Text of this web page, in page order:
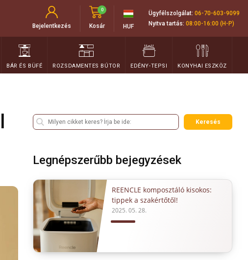
Bejelentkezés Kosár
0
HUF
Ügyfélszolgálat: 06-70-603-9099
Nyitva tartás: 08:00-16:00 (H-P)
BÁR ÉS BÜFÉ ROZSDAMENTES BÚTOR EDÉNY-TEPSI KONYHAI ESZKÖZ
Keresés
Legnépszerűbb bejegyzések
REENCLE komposztáló kisokos:
tippek a szakértőtől!
2025. 05. 28.